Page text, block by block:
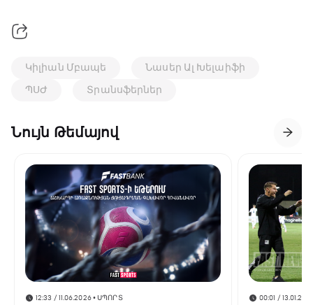
Կիլիան Մբապե
Նասեր Ալ Խելաիֆի
ՊՍԺ
Տրանսֆերներ
Նույն Թեմայով
12:33 / 11.06.2026• ՍՊՈՐՏ 00:01 /